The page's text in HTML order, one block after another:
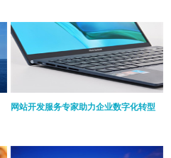
网站开发服务专家助力企业数字化转型